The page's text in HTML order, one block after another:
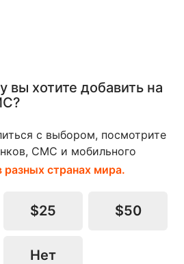
вы хотите добавить на
с выбором, посмотрите
СМС и мобильного
разных странах мира.
$25 $50
Нет